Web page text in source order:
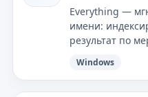
Everything —
имени:
результат по
Windows